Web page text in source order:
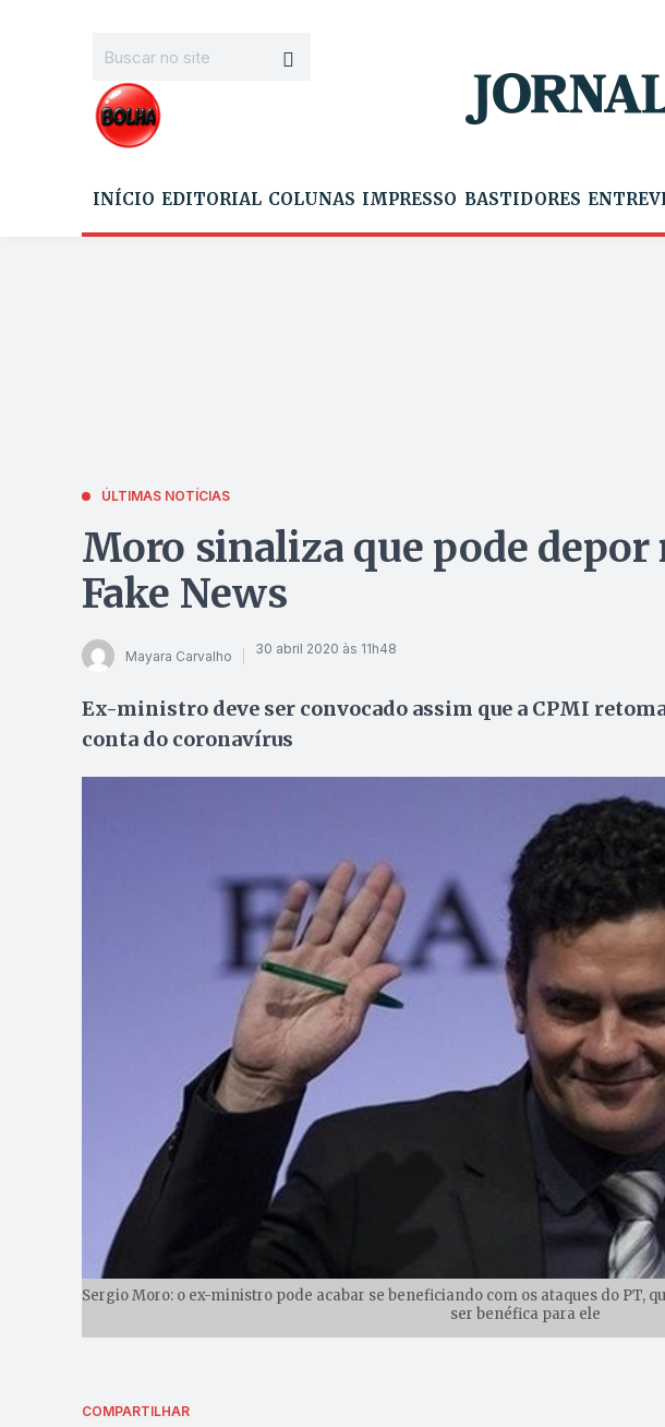
INÍCIO EDITORIAL COLUNAS IMPRESSO BASTIDORES
ÚLTIMAS NOTÍCIAS
Moro sinaliza que pode depor
Fake News
Mayara Carvalho 30 abril 2020 às 11h48
Ex-ministro deve ser convocado assim que a CPMI
conta do coronavírus
Sergio Moro: o ex-ministro pode acabar se beneficiando com os ataques do PT,
ser benéfica para ele
COMPARTILHAR